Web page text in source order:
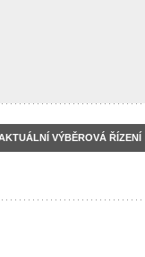
VÝBĚROVÁ ŘÍZENÍ